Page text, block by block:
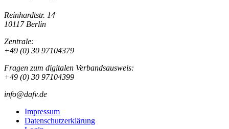
Reinhardtstr. 14
10117 Berlin
Zentrale:
+49 (0) 30 97104379
Fragen zum digitalen Verbandsausweis:
+49 (0) 30 97104399
info@dafv.de
Impressum
Datenschutzerklärung